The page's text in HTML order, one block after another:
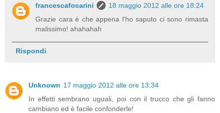
francescafocarini
18 maggio 2012 alle ore 18:24
Grazie cara è che appena l'ho saputo ci sono rimasta
malissimo! ahahahah
Rispondi
Unknown 17 maggio 2012 alle ore 13:34
In effetti sembrano uguali, poi con il trucco che gli fanno
cambiano ed è facile confonderle!